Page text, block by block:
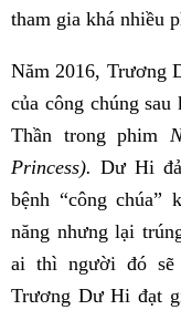
tham gia khá nhiều
Năm 2016, Trương
của công chúng
Thần trong phim
Princess). Dư Hi
bệnh “công
năng nhưng lại
ai thì người đó sẽ
Trương Dư Hi đạt